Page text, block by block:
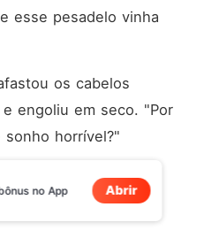
esse pesadelo vinha
os cabelos
engoliu em seco. "Por
horrível?"
no App Abrir